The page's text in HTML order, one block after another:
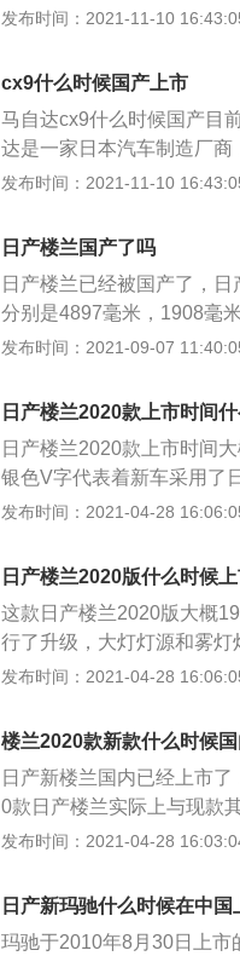
8.59万元，全新逍客在外观
用了LED大灯，整个汽车
真皮座椅和真皮饰条装饰
寸触控屏，搭载日产智联系
面，全系逍客搭载了一款
带有7速手动模式，随时可
出行更加环保，相信这一点
发布时间：2021-11-10
cx9什么时候国产上市
马自达cx9什么时候国产目
达是一家日本汽车制造厂
马自达却在不遗余力的追求
新的设计语言。马自达的发
友们喜欢马自达cx9这款车
了，相信cx9也会国产的。
车身轴距2930毫米，这款
蓝天发动机，这款发动机的
发布时间：2021-11-10
日产楼兰国产了吗
日产楼兰已经被国产了，
分别是4897毫米，1908毫
发动机，一款是2.5升自然
最大扭矩为243牛米，最大
变气门正时系统和多点电
缸体可以降低发动机的重
发动机匹配的是cvt变速箱
转速为5600转每分钟，最
盖缸体。与这款发动机匹配
顺性和燃油经济性，并且
悬架使用了麦弗逊独立悬
发布时间：2021-09-07
日产楼兰2020款上市时间
日产楼兰2020款上市时间
银色V字代表着新车采用了
将原来的日产风格设计进一
灯的位置有比较明显的改变
SuperBlack的车漆选择；3
灯灯源升级成LED灯，安全
包含了预碰撞自动制动系
测、后方横向交通预警、自
发布时间：2021-04-28
日产楼兰2020版什么时候
这款日产楼兰2020版大概
行了升级，大灯灯源和雾
yShield360系统；2、系统
置；3、动力方面会使用
W，搭配的是XtronicCVT
6发动机是不会在国内出现
2.5L四缸发动机。
发布时间：2021-04-28
楼兰2020款新款什么时候
日产新楼兰国内已经上市
0款日产楼兰实际上与现款
置有比较明显的改变。值得
升级成LED灯，安全系统搭
预碰撞自动制动系统（前\/
发布时间：2021-04-28
日产新玛驰什么时候在中国
玛驰于2010年8月30日上市